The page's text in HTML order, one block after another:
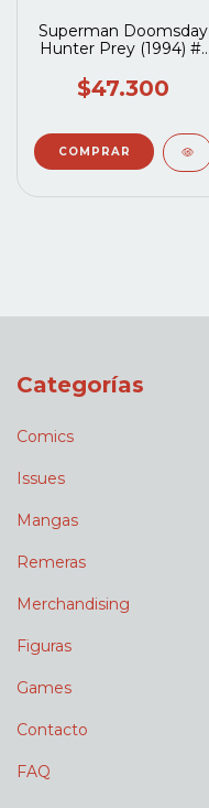
Superman Doomsday
Hunter Prey (1994) #1
$47.300
Categorías
Comics
Issues
Mangas
Remeras
Merchandising
Figuras
Games
Contacto
FAQ